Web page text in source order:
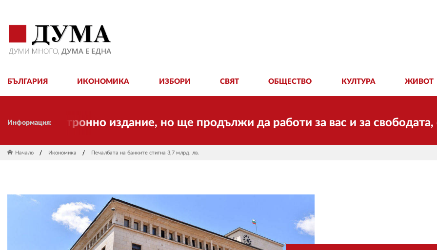
БЪЛГАРИЯ ИКОНОМИКА ИЗБОРИ СВЯТ ОБЩЕСТВО КУЛТУРА ЖИВОТ
Информация: издание, но ще продължи да работи за вас и за свободата,
Начало Икономика Печалбата на банките стигна 3,7 млрд. лв.